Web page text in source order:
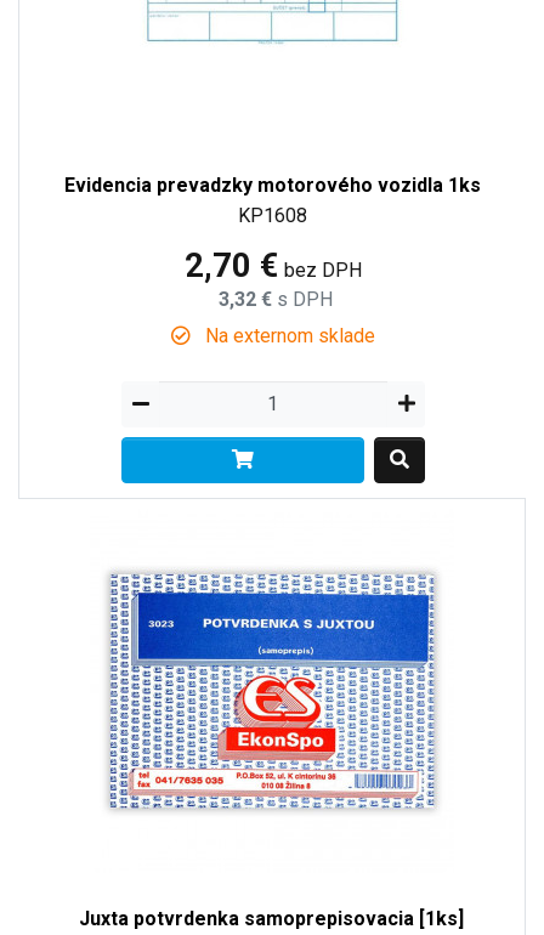
Evidencia prevadzky motorového vozidla 1ks
KP1608
2,70 € bez DPH
3,32 € s DPH
Na externom sklade
Juxta potvrdenka samoprepisovacia [1ks]